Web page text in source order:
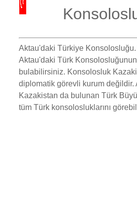
Aktau'daki Türkiye Konsolosluğu.
Aktau'daki Türk Konsolosluğunun
bulabilirsiniz. Konsolosluk
diplomatik görevli kurum değildir.
Kazakistan da bulunan Türk
tüm Türk konsolosluklarını